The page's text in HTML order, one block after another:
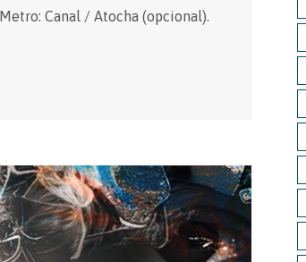
Canal / Atocha (opcional).